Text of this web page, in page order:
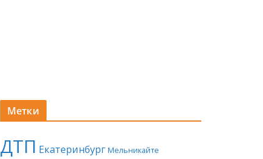
Метки
ДТП Екатеринбург Мельникайте